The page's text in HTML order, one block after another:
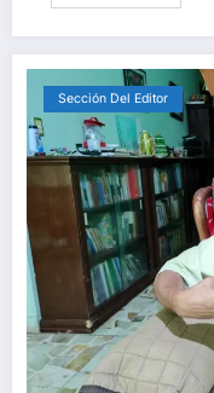
Sección Del Editor